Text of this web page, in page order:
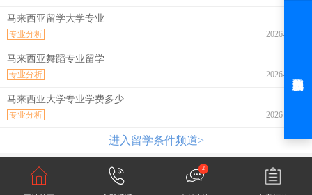
马来西亚留学大学专业
2026-08-06
专业分析
马来西亚舞蹈专业留学
2026-08-06
专业分析
马来西亚大学专业学费多少
2026-08-06
专业分析
进入留学条件频道>
2